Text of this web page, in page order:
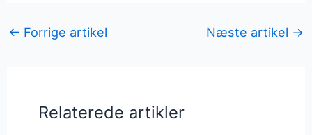
← Forrige artikel Næste artikel →
Relaterede artikler